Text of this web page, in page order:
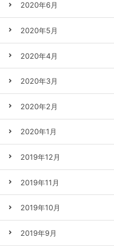
2020年6月
2020年5月
2020年4月
2020年3月
2020年2月
2020年1月
2019年12月
2019年11月
2019年10月
2019年9月